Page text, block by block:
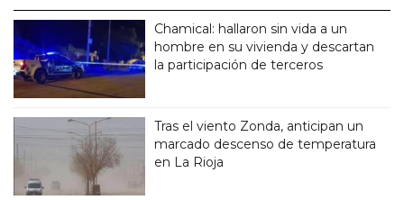
Chamical: hallaron sin vida a un
hombre en su vivienda y descartan
la participación de terceros
Tras el viento Zonda, anticipan un
marcado descenso de temperatura
en La Rioja